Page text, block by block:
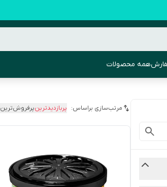
همه محصولات
مرتب‌سازی براساس: پربازدیدترینپرفروش‌ترین